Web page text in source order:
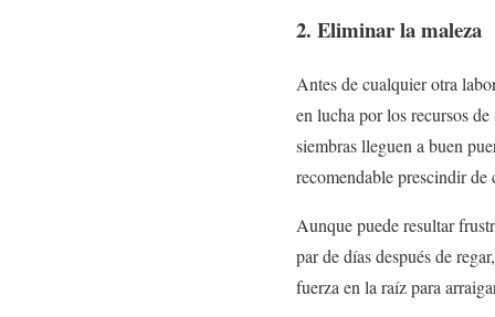
2. Eliminar la maleza
Antes de cualquier otra
en lucha por los recursos
siembras lleguen a buen
recomendable prescindir
Aunque puede resultar
par de días después de
fuerza en la raíz para